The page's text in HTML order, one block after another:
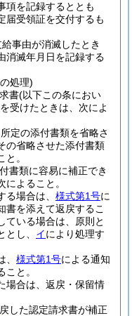
項を記録するととも
届受領証を交付するも
事由が消滅したとき
消滅年月日を記録する
処理)
書(以下この条におい
受けたときは、次によ
定の添付書類を省略さ
の省略させた添付書類
。
書類に容易に補正でき
よること。
場合は、 様式第1号に
書を添えて返戻するこ
ている場合は、原則と
し、 イにより処理す
様式第1号による通知
と。
場合は、返戻・保留情
した認定請求書が補正